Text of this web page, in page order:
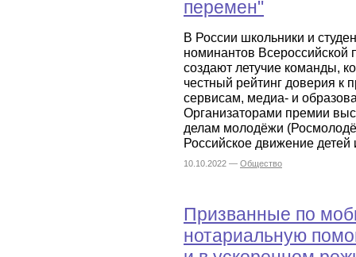
перемен"
В России школьники и
номинантов
создают летучие команды,
честный рейтинг доверия
сервисам, медиа- и
Организаторами премии
делам молодёжи
Российское движение
10.10.2022 — Общество
Призванные по
нотариальную